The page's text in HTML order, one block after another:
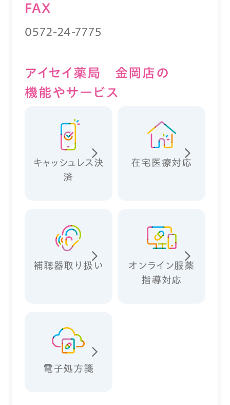
FAX
0572-24-7775
アイセイ薬局 金岡店の
機能やサービス
キャッシュレス決
済
在宅医療対応
補聴器取り扱い
オンライン服薬
指導対応
電子処方箋